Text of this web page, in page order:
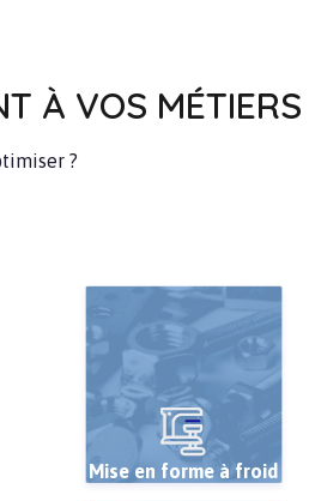
À VOS MÉTIERS
?
Mise en forme à froid